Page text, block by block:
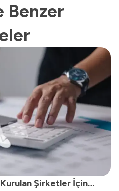
Benzer
Kurulan Şirketler İçin